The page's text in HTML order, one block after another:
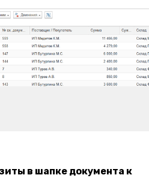
в шапке документа к